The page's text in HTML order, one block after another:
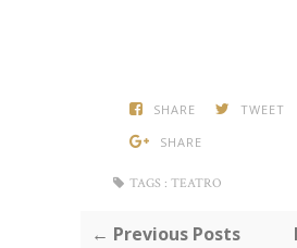
SHARE TWEET
SHARE
TAGS : TEATRO
← Previous Posts